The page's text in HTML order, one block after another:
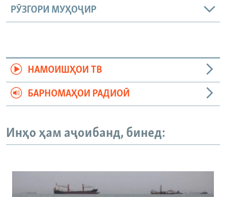
РӮЗГОРИ МУҲОҶИР
НАМОИШҲОИ ТВ
БАРНОМАҲОИ РАДИОӢ
Инҳо ҳам аҷоибанд, бинед: